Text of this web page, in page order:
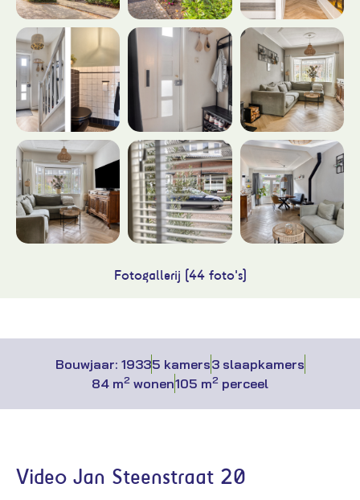
Fotogallerij (44 foto's)
Bouwjaar: 19335 kamers3 slaapkamers
84 m2 wonen105 m2 perceel
Video Jan Steenstraat 20